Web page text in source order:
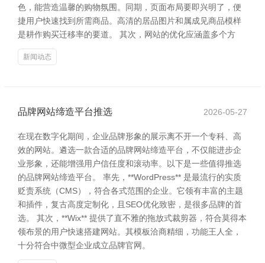
色，能营造温馨的购物氛围。同期，页面布局要即兴明了，便
捷用户快速找到所需商品。高清的居品图片和属成见商品模样
是耕作购买迁移率的要道。 其次，网站的优化应涵盖多个方
新闻动态
品牌网站缔造平台推选 2026-05-27
在现在数字化期间，企业品牌形象的展示离不开一个专科、高
效的网站。遴选一款合适的品牌网站缔造平台，不仅能进步企
业形象，还能增强用户信任度和滚动率。以下是一些值得推选
的品牌网站缔造平台。 率先，**WordPress** 是最流行的实质
贬责系统（CMS），符合各式范围的企业。它领有丰富的主题
和插件，复古高度定制化，且SEO优化致密，是很多品牌的首
选。 其次，**Wix** 提供了直不雅的拖放式裁剪器，符合莫得本
领布景的用户快速搭建网站。其模板洽商精细，功能王人全，
十分符合中微型企业成立品牌官网。